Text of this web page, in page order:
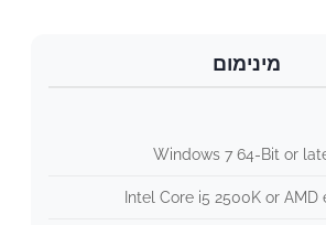
מינימום